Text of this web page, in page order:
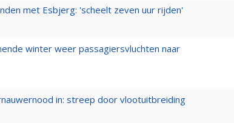
met Esbjerg: 'scheelt zeven uur rijden'
winter weer passagiersvluchten naar
in: streep door vlootuitbreiding